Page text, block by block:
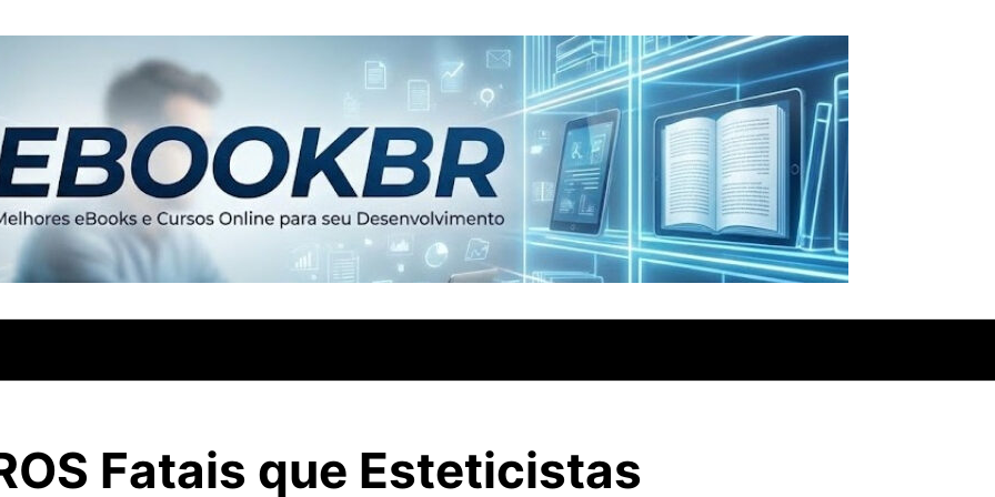
Fatais que Esteticistas